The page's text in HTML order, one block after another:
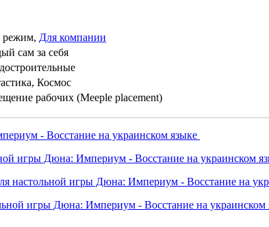
режим, Для компании
сам за себя
Космос
рабочих (Meeple placement)
- Восстание на украинском языке
игры Дюна: Империум - Восстание на украинском
настольной игры Дюна: Империум - Восстание на
игры Дюна: Империум - Восстание на украинском